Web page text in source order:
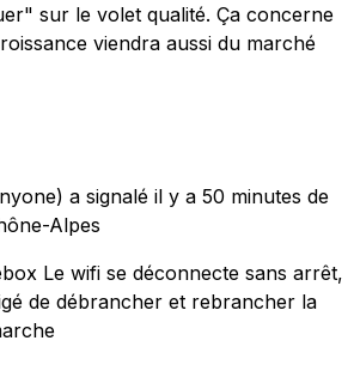
sur le volet qualité. Ça concerne
viendra aussi du marché
a signalé il y a 50 minutes de
Alpes
Le wifi se déconnecte sans arrêt,
de débrancher et rebrancher la